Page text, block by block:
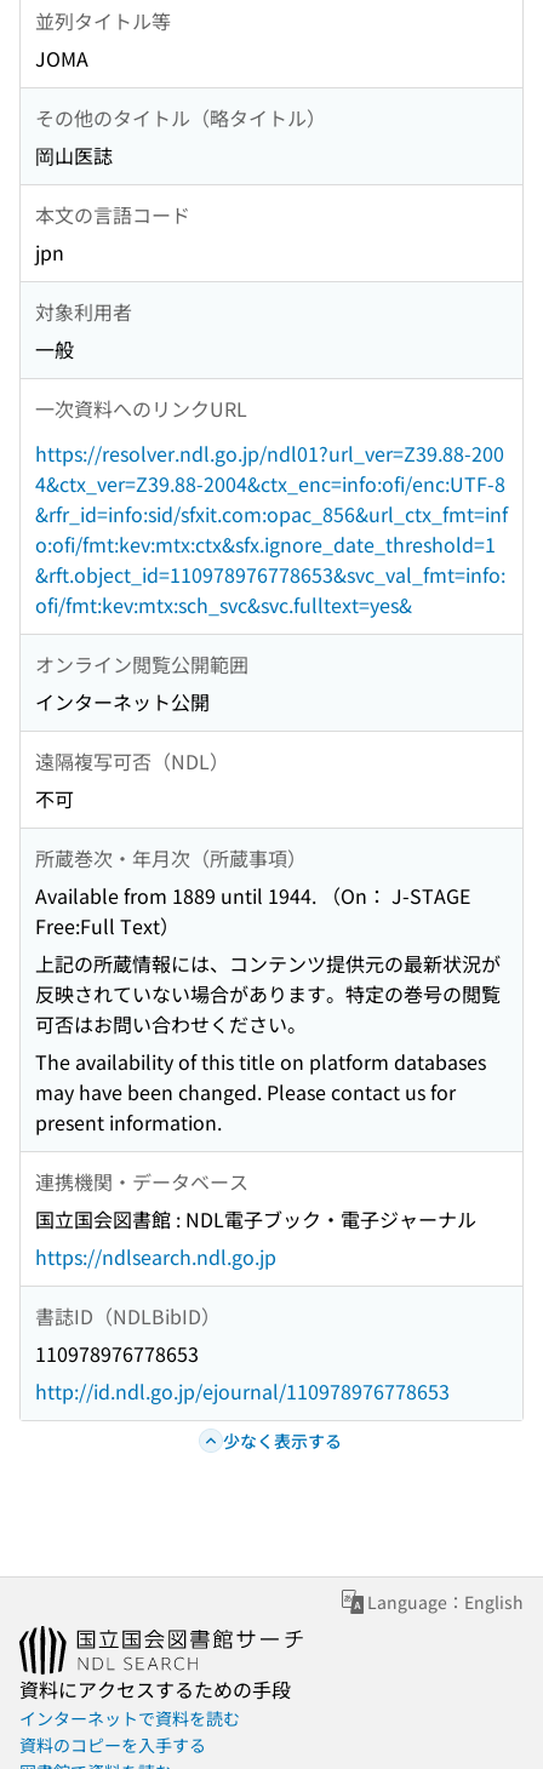
並列タイトル等
JOMA
その他のタイトル（略タイトル）
岡山医誌
本文の言語コード
jpn
対象利用者
一般
一次資料へのリンクURL
https://resolver.ndl.go.jp/ndl01?url_ver=Z39.88-200
4&ctx_ver=Z39.88-2004&ctx_enc=info:ofi/enc:UTF-8
&rfr_id=info:sid/sfxit.com:opac_856&url_ctx_fmt=inf
o:ofi/fmt:kev:mtx:ctx&sfx.ignore_date_threshold=1
&rft.object_id=110978976778653&svc_val_fmt=info:
ofi/fmt:kev:mtx:sch_svc&svc.fulltext=yes&
オンライン閲覧公開範囲
インターネット公開
遠隔複写可否（NDL）
不可
所蔵巻次・年月次（所蔵事項）
Available from 1889 until 1944. （On： J-STAGE
Free:Full Text）
上記の所蔵情報には、コンテンツ提供元の最新状況が
反映されていない場合があります。特定の巻号の閲覧
可否はお問い合わせください。
The availability of this title on platform databases
may have been changed. Please contact us for
present information.
連携機関・データベース
国立国会図書館 : NDL電子ブック・電子ジャーナル
https://ndlsearch.ndl.go.jp
書誌ID（NDLBibID）
110978976778653
http://id.ndl.go.jp/ejournal/110978976778653
少なく表示する
Language：English
資料にアクセスするための手段
インターネットで資料を読む
資料のコピーを入手する